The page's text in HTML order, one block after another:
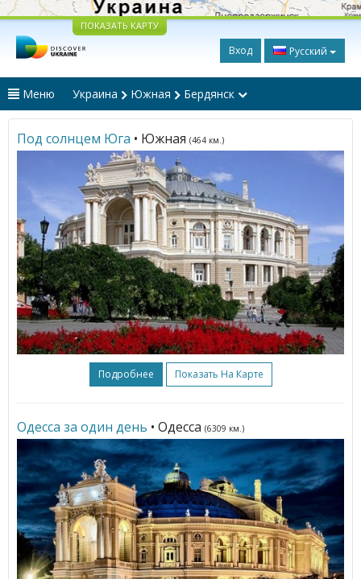
ПОКАЗАТЬ КАРТУ
Вход Русский
Меню Украина Южная Бердянск
Под солнцем Юга • Южная (464 км.)
Подробнее Показать На Карте
Одесса за один день • Одесса (6309 км.)